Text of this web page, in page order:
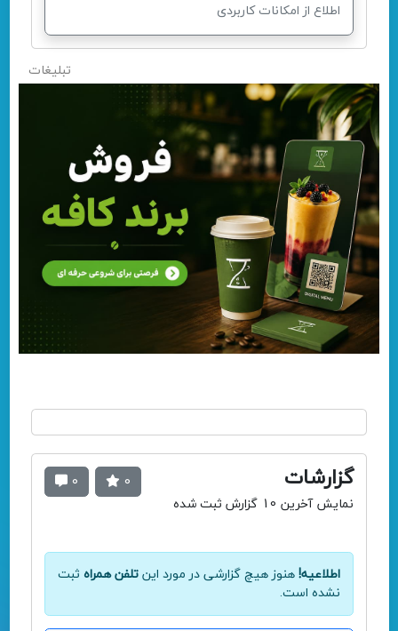
اطلاع از امکانات کاربردی
0 0 گزارشات
نمایش آخرین 10 گزارش ثبت شده
اطلاعیه! هنوز هیچ گزارشی در مورد این تلفن همراه ثبت
نشده است.